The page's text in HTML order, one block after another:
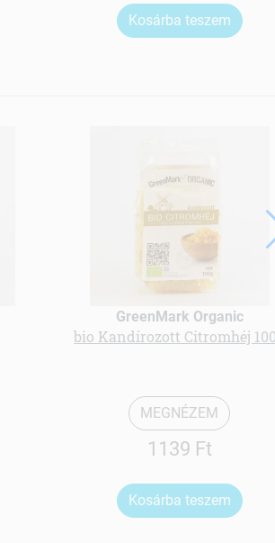
Kosárba teszem
GreenMark Organic
bio Kandírozott Citromhéj
MEGNÉZEM
1139 Ft
Kosárba teszem